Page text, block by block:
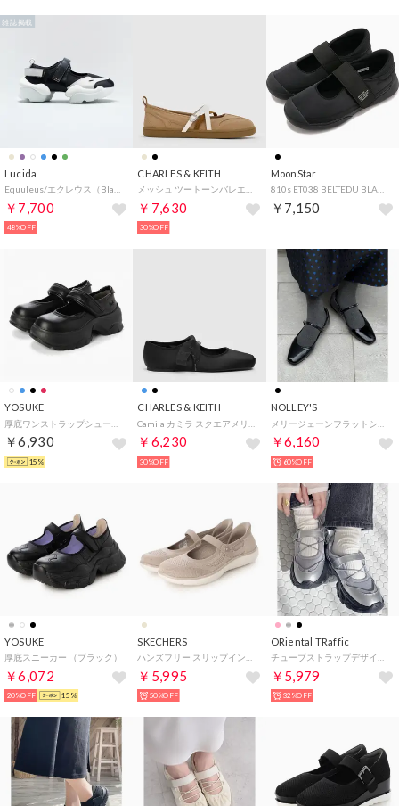
Lucida
￥7,700
雑誌掲載
48%OFF
CHARLES & KEITH
￥7,630
30%OFF
MoonStar
￥7,150
YOSUKE
￥6,930
15%
CHARLES & KEITH
￥6,230
30%OFF
NOLLEY'S
￥6,160
60%OFF
YOSUKE
厚底スニーカー （ブラック）
￥6,072
20%OFF 15%
SKECHERS
￥5,995
50%OFF
ORiental TRaffic
￥5,979
32%OFF